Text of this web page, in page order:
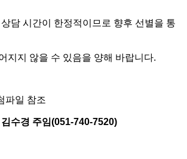
담 시간이 한정적이므로 향후 선별을 통
지 않을 수 있음을 양해 바랍니다.
파일 참조
수경 주임(051-740-7520)